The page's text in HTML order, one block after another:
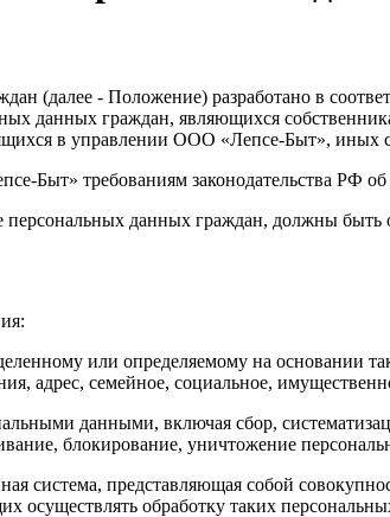
(далее - Положение) разработано в
данных граждан, являющихся
в управлении ООО «Лепсе-Быт», иных
Быт» требованиям законодательства РФ
данных граждан, должны
или определяемому на основании
адрес, семейное, социальное,
данными, включая сбор,
блокирование, уничтожение
система, представляющая собой
обработку таких